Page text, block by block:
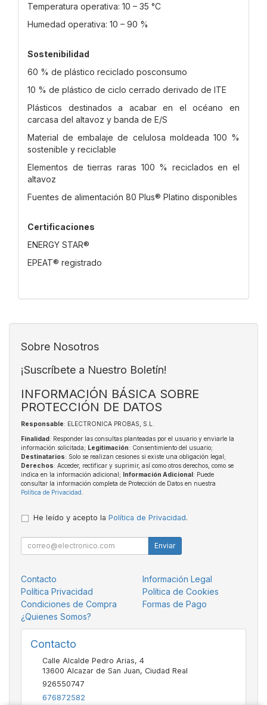
Temperatura operativa: 10 – 35 °C
Humedad operativa: 10 – 90 %
Sostenibilidad
60 % de plástico reciclado posconsumo
10 % de plástico de ciclo cerrado derivado de ITE
Plásticos destinados a acabar en el océano en
carcasa del altavoz y banda de E/S
Material de embalaje de celulosa moldeada 100 %
sostenible y reciclable
Elementos de tierras raras 100 % reciclados en el
altavoz
Fuentes de alimentación 80 Plus® Platino disponibles
Certificaciones
ENERGY STAR®
EPEAT® registrado
Sobre Nosotros
¡Suscríbete a Nuestro Boletín!
INFORMACIÓN BÁSICA SOBRE
PROTECCIÓN DE DATOS
Responsable: ELECTRONICA PROBAS, S.L.
Finalidad: Responder las consultas planteadas por el usuario y enviarle la
información solicitada; Legitimación: Consentimiento del usuario;
Destinatarios: Solo se realizan cesiones si existe una obligación legal;
Derechos: Acceder, rectificar y suprimir, así como otros derechos, como se
indica en la información adicional; Información Adicional: Puede
consultar la información completa de Protección de Datos en nuestra
Política de Privacidad
He leído y acepto la Política de Privacidad.
Enviar
Contacto
Información Legal
Política Privacidad
Política de Cookies
Condiciones de Compra
Formas de Pago
¿Quienes Somos?
Contacto
Calle Alcalde Pedro Arias, 4
13600 Alcazar de San Juan, Ciudad Real
926550747
676872582